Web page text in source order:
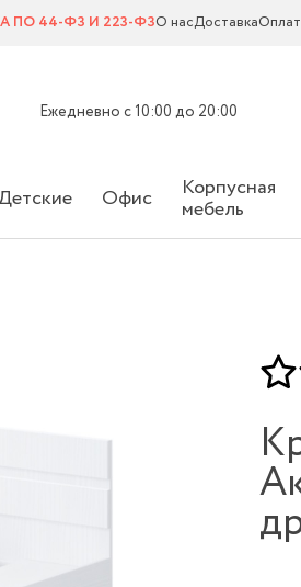
ПО 44-ФЗ И 223-ФЗО насДоставка
Ежедневно с 10:00 до 20:00
Офис Корпусная
мебель